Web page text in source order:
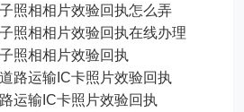
照相相片效验回执怎么弄
照相相片效验回执在线办理
照相相片效验回执
路运输IC卡照片效验回执
运输IC卡照片效验回执